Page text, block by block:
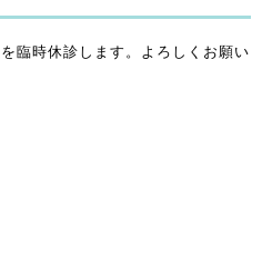
臨時休診します。よろしくお願い